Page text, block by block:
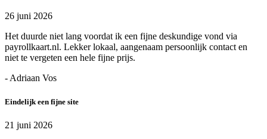
26 juni 2026
Het duurde niet lang voordat ik een fijne deskundige vond via
payrollkaart.nl. Lekker lokaal, aangenaam persoonlijk contact en
niet te vergeten een hele fijne prijs.
- Adriaan Vos
Eindelijk een fijne site
21 juni 2026